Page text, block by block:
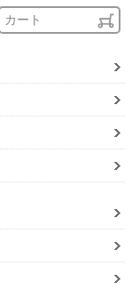
カート